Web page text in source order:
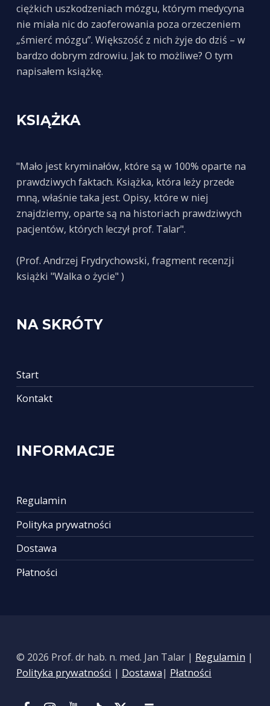
ciężkich uszkodzeniach mózgu, którym medycyna
nie miała nic do zaoferowania poza orzeczeniem
„śmierć mózgu”. Większość z nich żyje do dziś – w
bardzo dobrym zdrowiu. Jak to możliwe? O tym
napisałem książkę.
KSIĄŻKA
"Mało jest kryminałów, które są w 100% oparte na
prawdziwych faktach. Książka, która leży przede
mną, właśnie taka jest. Opisy, które w niej
znajdziemy, oparte są na historiach prawdziwych
pacjentów, których leczył prof. Talar".
(Prof. Andrzej Frydrychowski, fragment recenzji
książki "Walka o życie" )
NA SKRÓTY
Start
Kontakt
INFORMACJE
Regulamin
Polityka prywatności
Dostawa
Płatności
© 2026 Prof. dr hab. n. med. Jan Talar | Regulamin |
Polityka prywatności | Dostawa| Płatności
FacebookInstagram
YouTube
Tik Tok Portal X